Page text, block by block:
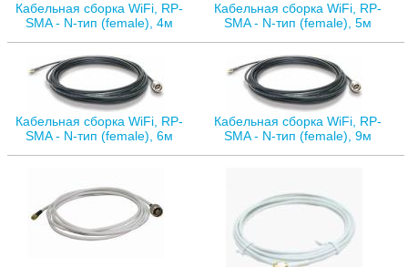
Кабельная сборка WiFi, RP-
SMA - N-тип (female), 4м
Кабельная сборка WiFi, RP-
SMA - N-тип (female), 5м
Кабельная сборка WiFi, RP-
SMA - N-тип (female), 6м
Кабельная сборка WiFi, RP-
SMA - N-тип (female), 9м